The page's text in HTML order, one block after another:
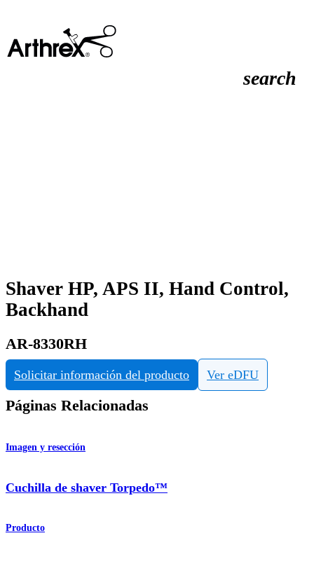
search
Shaver HP, APS II, Hand Control,
Backhand
AR-8330RH
Solicitar información del producto Ver eDFU
Páginas Relacionadas
Imagen y resección
Cuchilla de shaver Torpedo™
Producto